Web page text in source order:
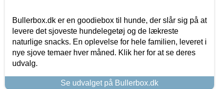
Bullerbox.dk er en goodiebox til hunde, der slår sig på at
levere det sjoveste hundelegetøj og de lækreste
naturlige snacks. En oplevelse for hele familien, leveret i
nye sjove temaer hver måned. Klik her for at se deres
udvalg.
Se udvalget på Bullerbox.dk